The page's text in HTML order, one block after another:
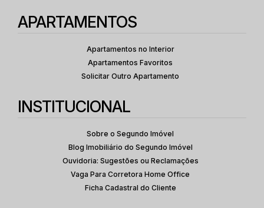
APARTAMENTOS
Apartamentos no Interior
Apartamentos Favoritos
Solicitar Outro Apartamento
INSTITUCIONAL
Sobre o Segundo Imóvel
Blog Imobiliário do Segundo Imóvel
Ouvidoria: Sugestões ou Reclamações
Vaga Para Corretora Home Office
Ficha Cadastral do Cliente